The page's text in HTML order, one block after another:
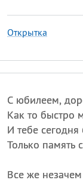
Открытка
С юбилеем,
Как то быстро
И тебе сегодня
Только память
Все же незачем